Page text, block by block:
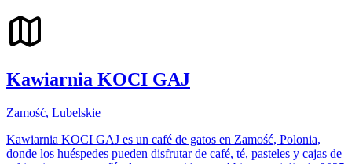
Kawiarnia KOCI GAJ
Zamość, Lubelskie
Kawiarnia KOCI GAJ es un café de gatos en Zamość, Polonia,
donde los huéspedes pueden disfrutar de café, té, pasteles y cajas de